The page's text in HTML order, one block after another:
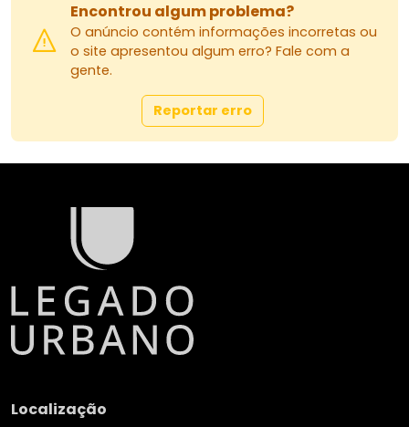
Encontrou algum problema?
O anúncio contém informações incorretas ou
o site apresentou algum erro? Fale com a
gente.
Reportar erro
Localização